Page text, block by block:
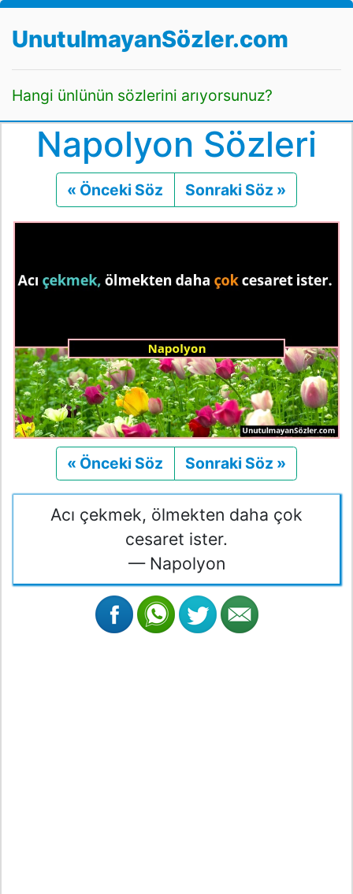
UnutulmayanSözler.com
Hangi ünlünün sözlerini arıyorsunuz?
Napolyon Sözleri
« Önceki Söz Önceki
Sonraki Söz »
« Önceki Söz Önceki
Sonraki Söz »
Acı çekmek, ölmekten daha çok
cesaret ister.
— Napolyon